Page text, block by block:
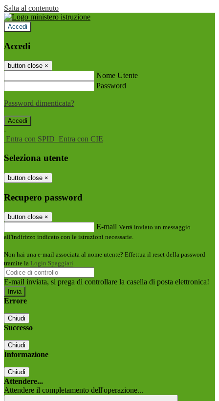
Salta al contenuto
Accedi
Accedi
button close ×
Nome Utente
Password
Password dimenticata?
-
Entra con SPID Entra con CIE
Seleziona utente
button close ×
Recupero password
button close ×
E-mail Verrà inviato un messaggio
all'indirizzo indicato con le istruzioni necessarie.
Non hai una e-mail associata al nome utente? Effettua il reset della password
tramite la Login Spaggiari
E-mail inviata, si prega di controllare la casella di posta elettronica!
Errore
Chiudi
Successo
Chiudi
Informazione
Chiudi
Attendere...
Attendere il completamento dell'operazione...